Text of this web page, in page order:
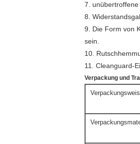
7. unübertroffene
8.
9. Die Form von
sein.
10.
11. Cleanguard-
Verpackung und